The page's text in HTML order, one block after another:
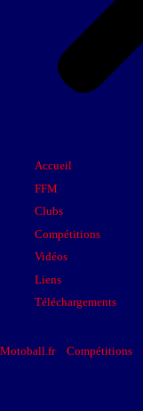
Accueil
FFM
Clubs
Compétitions
Vidéos
Liens
Téléchargements
Motoball.fr> Compétitions